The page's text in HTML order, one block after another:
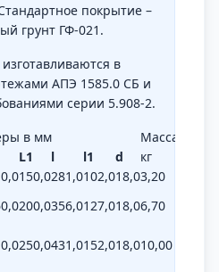
покрытие –
грунт ГФ-021.
в
АПЭ 1585.0 СБ и
серии 5.908-2.
в мм
Масса,
кг
L1 l l1
d
150,0281,0102,018,03,20
200,0356,0127,018,06,70
250,0431,0152,018,010,00